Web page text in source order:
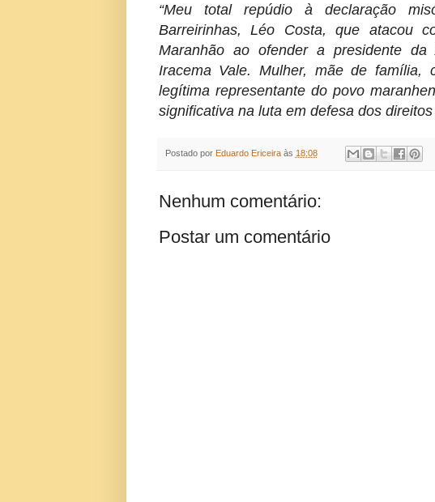
“Meu total repúdio à declaração
Barreirinhas, Léo Costa, que atacou
Maranhão ao ofender a presidente da
Iracema Vale. Mulher, mãe de família,
legítima representante do povo
significativa na luta em defesa dos
Postado por Eduardo Ericeira às 18:08
Nenhum comentário:
Postar um comentário